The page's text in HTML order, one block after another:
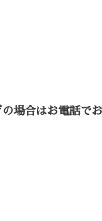
場合はお電話で